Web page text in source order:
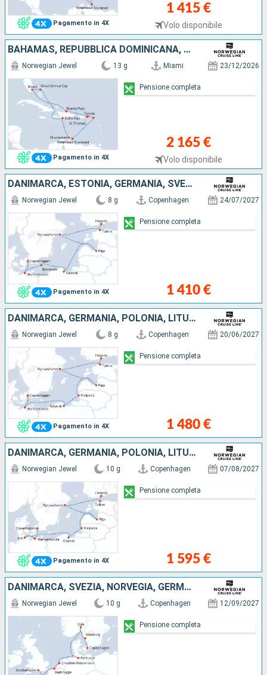
Pagamento in 4X
1 415 €
Volo disponibile
BAHAMAS, REPUBBLICA DOMINICANA, ARUBA, SAINT MARTIN, TORTOLA, SAINT THOMAS, STATI UNITI
Pagamento in 4X
Norwegian Jewel 13 g Miami 23/12/2026
2 165 €
Volo disponibile
Pensione completa
DANIMARCA, ESTONIA, GERMANIA, SVEZIA, LETTONIA, FINLANDIA, POLONIA
Pagamento in 4X
Norwegian Jewel 8 g Copenhagen 24/07/2027
1 410 €
Pensione completa
DANIMARCA, GERMANIA, POLONIA, LITUANIA, LETTONIA, SVEZIA, ESTONIA, FINLANDIA
Pagamento in 4X
Norwegian Jewel 8 g Copenhagen 20/06/2027
1 480 €
Pensione completa
DANIMARCA, GERMANIA, POLONIA, LITUANIA, LETTONIA, SVEZIA, ESTONIA, FINLANDIA
Pagamento in 4X
Norwegian Jewel 10 g Copenhagen 07/08/2027
1 595 €
Pensione completa
DANIMARCA, SVEZIA, NORVEGIA, GERMANIA, PAESI BASSI, BELGIO, FRANCIA, REGNO UNITO
Norwegian Jewel 10 g Copenhagen 12/09/2027
Pensione completa